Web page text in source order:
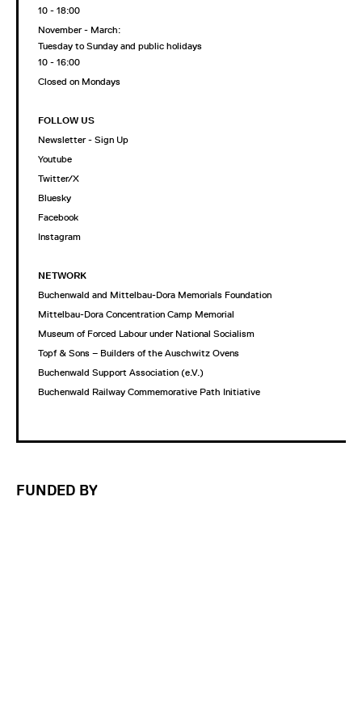
10 - 18:00
November - March:
Tuesday to Sunday and public holidays
10 - 16:00
Closed on Mondays
FOLLOW US
Newsletter - Sign Up
Youtube
Twitter/X
Bluesky
Facebook
Instagram
NETWORK
Buchenwald and Mittelbau-Dora Memorials Foundation
Mittelbau-Dora Concentration Camp Memorial
Museum of Forced Labour under National Socialism
Topf & Sons – Builders of the Auschwitz Ovens
Buchenwald Support Association (e.V.)
Buchenwald Railway Commemorative Path Initiative
FUNDED BY